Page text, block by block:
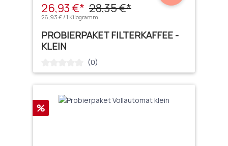
26,93 €* 28,35 €*
26,93 € / 1 Kilogramm
PROBIERPAKET FILTERKAFFEE -
KLEIN
Durchschnittliche Bewertung von 0 von 5 Sternen
(0)
Rabatt
%